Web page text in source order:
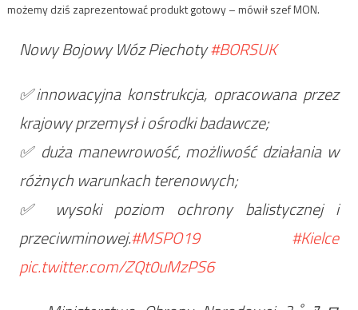
możemy dziś zaprezentować produkt gotowy – mówił szef MON.
Nowy Bojowy Wóz Piechoty#BORSUK
✅innowacyjna konstrukcja, opracowana przez
krajowy przemysł i ośrodki badawcze;
✅ duża manewrowość, możliwość działania w
różnych warunkach terenowych;
✅ wysoki poziom ochrony balistycznej i
przeciwminowej.#MSPO19
#Kielce
pic.twitter.com/ZQt0uMzPS6